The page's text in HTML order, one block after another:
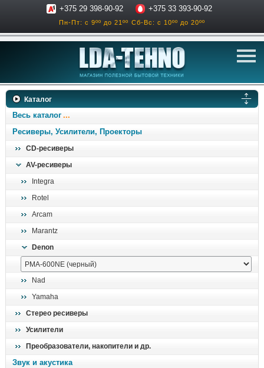
+375 29 398-90-92 +375 33 393-90-92
Пн-Пт: с 9ºº до 21ºº Сб-Вс: с 10ºº до 20ºº
телевизоры
звук и акустика
Каталог
Весь каталог
Ресиверы, Усилители, Проекторы
CD-ресиверы
AV-ресиверы
Integra
Rotel
Arcam
Marantz
Denon
Nad
Yamaha
Стерео ресиверы
Усилители
Преобразователи, накопители и др.
Звук и акустика